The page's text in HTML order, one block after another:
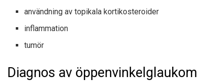
användning av topikala kortikosteroider
inflammation
tumör
Diagnos av öppenvinkelglaukom